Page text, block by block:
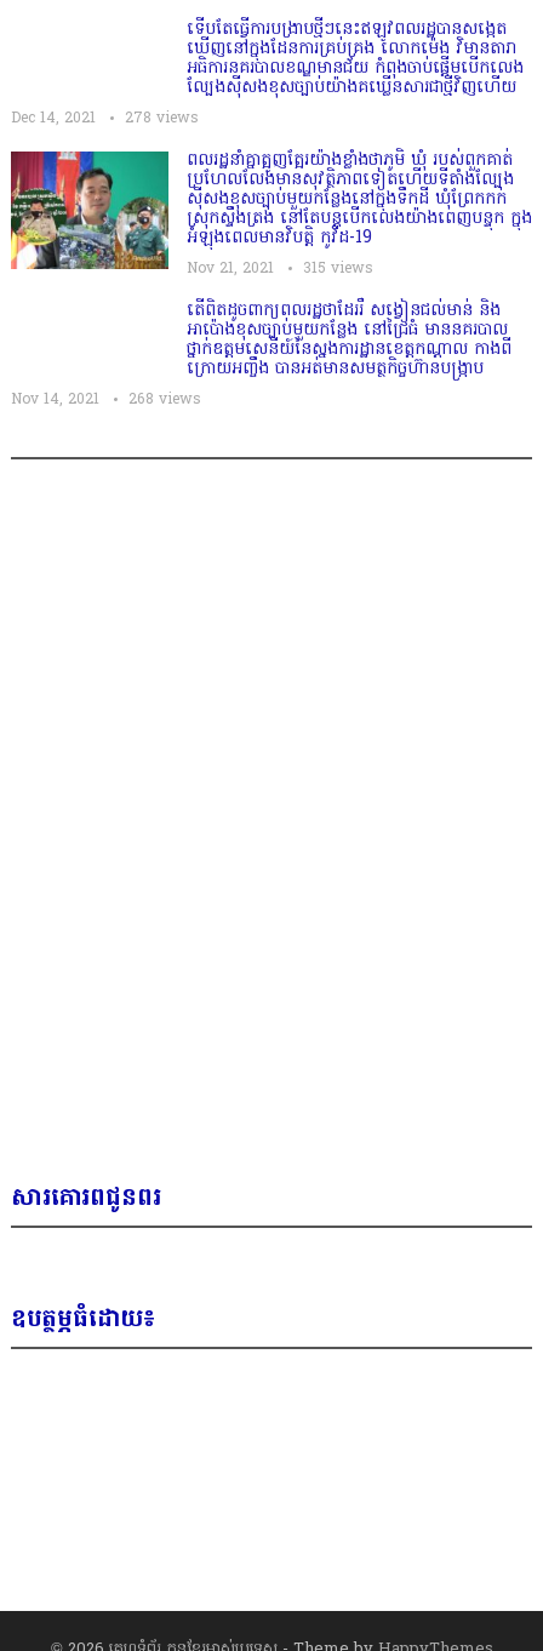
ទើបតែធ្វើការបង្រាបថ្មីៗនេះឥឡូវពលរដ្ឋបានសង្កេត
ឃើញនៅក្នុងដែនការគ្រប់គ្រង លោកម៉េង វិមានតារា
អធិការនគរបាលខណ្ឌមានជ័យ កំពុងចាប់ផ្ដើមបើកលេង
ល្បែងសុីសងខុសច្បាប់យ៉ាងគឃ្លើនសារជាថ្មីវិញហើយ
Dec 14, 2021 278 views
ពលរដ្ឋនាំគ្នាត្អូញត្អែរយ៉ាងខ្លាំងថាភូមិ​ ឃុំ​ របស់ពួកគាត់
ប្រហែលលែងមានសុវត្ថិភាពទៀតហេីយទីតាំងល្បែង
ស៊ីសងខុសច្បាប់មួយកន្លែងនៅក្នុងទឹកដី ឃុំព្រែកកក់
ស្រុកស្ទឹងត្រង់ នៅតែបន្តបើកលេងយ៉ាងពេញបន្ទុក ក្នុង
អំឡុងពេលមានវិបត្តិ កូវីដ-19
Nov 21, 2021 315 views
តើពិតដូចពាក្យពលរដ្ឋថាដែររឺ សង្វៀនជល់មាន់ និង
អាប៉ោងខុសច្បាប់មួយកន្លែង​ នៅជ្រៃធំ មាននគរបាល
ថ្នាក់ឧត្ដមសេនីយ៍នៃស្នងការដ្ឋានខេត្តកណ្ដាល កាងពី
ក្រោយអញ្ចឹង​ បានអត់មានសមត្ថកិច្ចហ៊ានបង្រ្កាប
Nov 14, 2021 268 views
សារគោរពជូនពរ
ឧបត្ថម្ភធំដោយ៖